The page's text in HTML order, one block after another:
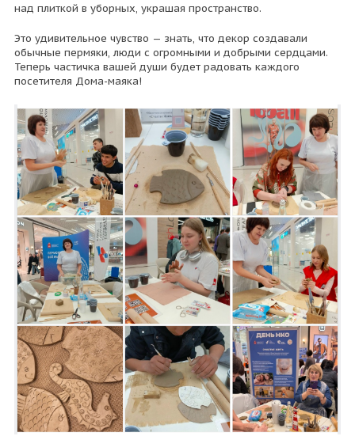
над плиткой в уборных, украшая пространство.
Это удивительное чувство — знать, что декор создавали
обычные пермяки, люди с огромными и добрыми сердцами.
Теперь частичка вашей души будет радовать каждого
посетителя Дома-маяка!